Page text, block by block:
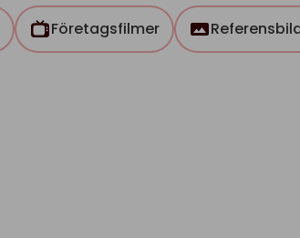
Företagsfilmer